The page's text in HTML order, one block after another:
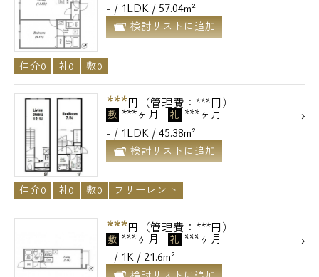
- / 1LDK / 57.04m²
検討リストに追加
仲介0 礼0 敷0
***円（管理費：***円）
敷 ***ヶ月 礼 ***ヶ月
- / 1LDK / 45.38m²
検討リストに追加
仲介0 礼0 敷0 フリーレント
***円（管理費：***円）
敷 ***ヶ月 礼 ***ヶ月
- / 1K / 21.6m²